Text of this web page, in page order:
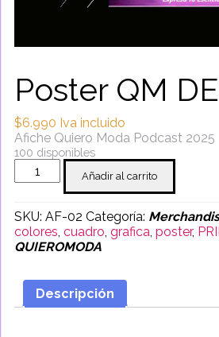
Poster QM
$6.990 Iva incluido
Afiche Quiero Moda Podcast 2025
100 disponibles
Poster
QM
cantidad
Añadir al carrito
SKU: AF-02 Categoría:
colores, cuadro, grafica, poster,
QUIEROMODA
Descripción